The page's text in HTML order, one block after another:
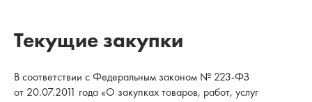
Текущие закупки
В соответствии с Федеральным законом № 223-ФЗ
от 20.07.2011 года «О закупках товаров, работ, услуг